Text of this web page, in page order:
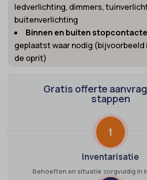
ledverlichting, dimmers,
buitenverlichting
Binnen en buiten
geplaatst waar nodig (bijvoorbeeld
de oprit)
Gratis offerte
stappen
1
Inventarisatie
Behoeften en situatie zorgvuldig in